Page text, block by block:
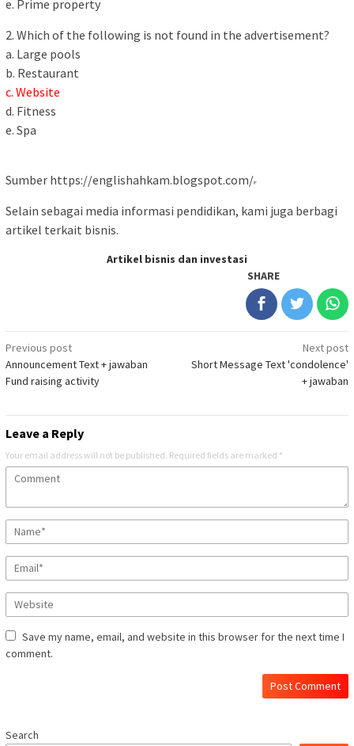
e. Prime property
2. Which of the following is not found in the advertisement?
a. Large pools
b. Restaurant
c. Website
d. Fitness
e. Spa
Sumber https://englishahkam.blogspot.com/
Selain sebagai media informasi pendidikan, kami juga berbagi
artikel terkait bisnis.
Artikel bisnis dan investasi
SHARE
Post
navigation
Previous post
Announcement Text + jawaban
Fund raising activity
Next post
Short Message Text 'condolence'
+ jawaban
Leave a Reply
Your email address will not be published. Required fields are marked *
Save my name, email, and website in this browser for the next time I
comment.
Search